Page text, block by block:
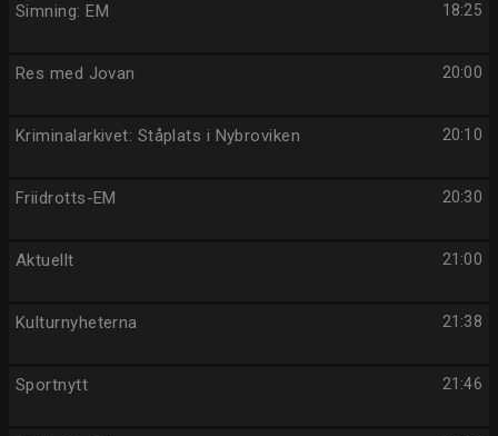
18:25
Simning: EM
20:00
Res med Jovan
20:10
Kriminalarkivet: Ståplats i Nybroviken
20:30
Friidrotts-EM
21:00
Aktuellt
21:38
Kulturnyheterna
21:46
Sportnytt